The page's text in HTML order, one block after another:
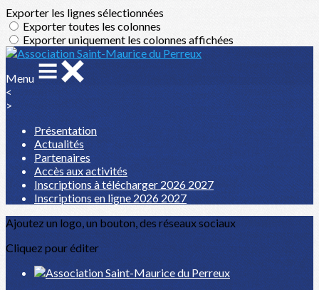
Exporter les lignes sélectionnées
Exporter toutes les colonnes
Exporter uniquement les colonnes affichées
Menu
<
>
Présentation
Actualités
Partenaires
Accès aux activités
Inscriptions à télécharger 2026 2027
Inscriptions en ligne 2026 2027
Ajoutez un logo, un bouton, des réseaux sociaux
Cliquez pour éditer